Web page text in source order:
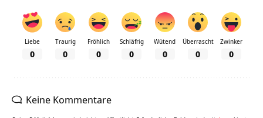
Liebe
0
Traurig
0
Fröhlich
0
Schläfrig
0
Wütend
0
Überrascht
0
Zwinker
0
Keine Kommentare